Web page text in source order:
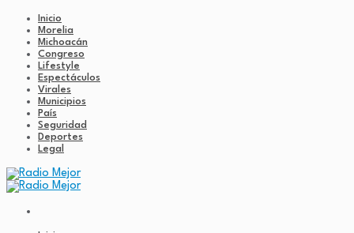
Inicio
Morelia
Michoacán
Congreso
Lifestyle
Espectáculos
Virales
Municipios
País
Seguridad
Deportes
Legal